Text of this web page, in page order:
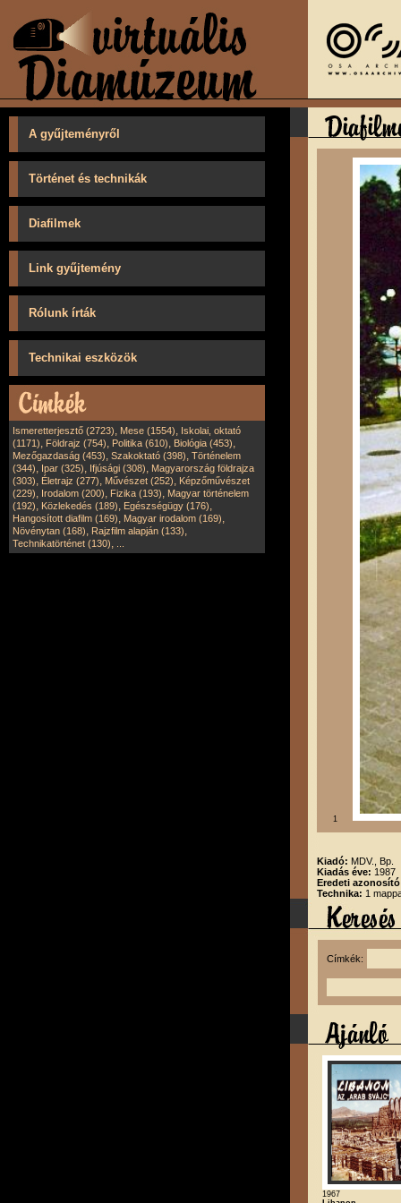
A gyűjteményről
Történet és technikák
Diafilmek
Link gyűjtemény
Rólunk írták
Technikai eszközök
Ismeretterjesztő (2723), Mese (1554), Iskolai, oktató
(1171), Földrajz (754), Politika (610), Biológia (453),
Mezőgazdaság (453), Szakoktató (398), Történelem
(344), Ipar (325), Ifjúsági (308), Magyarország földrajza
(303), Életrajz (277), Művészet (252), Képzőművészet
(229), Irodalom (200), Fizika (193), Magyar történelem
(192), Közlekedés (189), Egészségügy (176),
Hangosított diafilm (169), Magyar irodalom (169),
Növénytan (168), Rajzfilm alapján (133),
Technikatörténet (130),
1
Kiadó: MDV., Bp.
Kiadás éve: 1987
Eredeti
Technika: 1
Címkék:
1967